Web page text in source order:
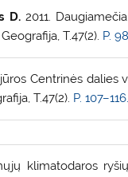
D. 2011.
T.47(2). P.
jūros Centrinės dalies
T.47(2). P.
klimatodaros